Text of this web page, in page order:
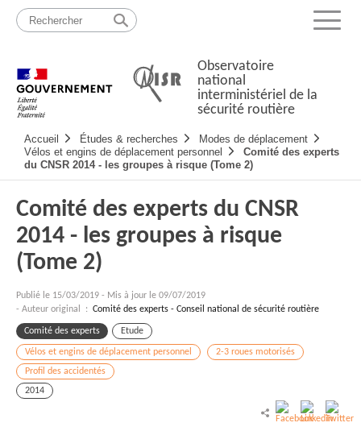
Passer
contenu
Menu
Observatoire
national
interministériel de la
sécurité routière
principale
Accueil Études & recherches
Modes de déplacement
Vélos et engins de déplacement personnel
Comité des experts
du CNSR 2014 - les groupes à risque (Tome 2)
Comité des experts du CNSR
2014 - les groupes à risque
(Tome 2)
Publié le 15/03/2019 - Mis à jour le 09/07/2019
- Auteur original : Comité des experts - Conseil national de sécurité routière
Comité des experts Etude
Vélos et engins de déplacement personnel
2-3 roues motorisés
Profil des accidentés
2014